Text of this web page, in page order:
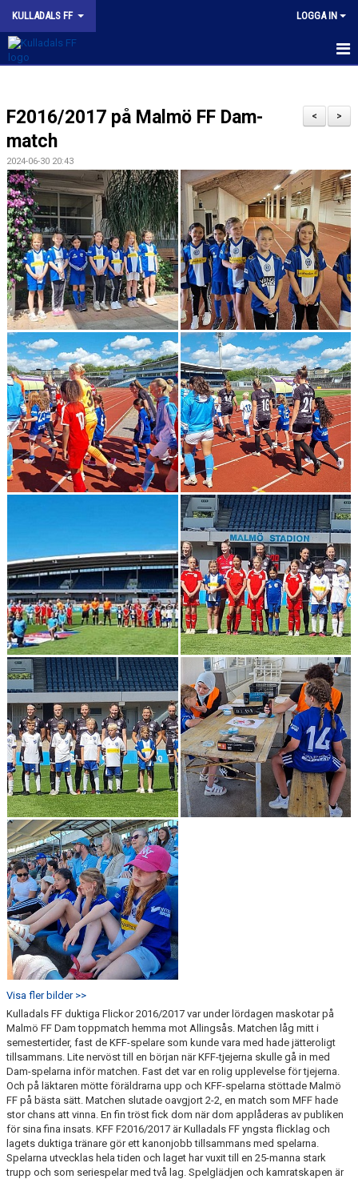
KULLADALS FF LOGGA IN
OM KLUBBEN
NYHETER
KONTAKT
INFORMATION MED POLICY
DOKUMENT
BILDGALLERI
MATCHER
INBETALNING
PROFILKLÄDER
KFF FACEBOOK
KFF INSTAGRAM
MEDLEM INTRESSEANMÄLAN
>
<
F2016/2017 på Malmö FF Dam-
match
2024-06-30 20:43
Visa fler bilder >>
Kulladals FF duktiga Flickor 2016/2017 var under lördagen maskotar på
Malmö FF Dam toppmatch hemma mot Allingsås. Matchen låg mitt i
semestertider, fast de KFF-spelare som kunde vara med hade jätteroligt
tillsammans. Lite nervöst till en början när KFF-tjejerna skulle gå in med
Dam-spelarna inför matchen. Fast det var en rolig upplevelse för tjejerna.
Och på läktaren mötte föräldrarna upp och KFF-spelarna stöttade Malmö
FF på bästa sätt. Matchen slutade oavgjort 2-2, en match som MFF hade
stor chans att vinna. En fin tröst fick dom när dom applåderas av publiken
för sina fina insats. KFF F2016/2017 är Kulladals FF yngsta flicklag och
lagets duktiga tränare gör ett kanonjobb tillsammans med spelarna.
Spelarna utvecklas hela tiden och laget har vuxit till en 25-manna stark
trupp och som seriespelar med två lag. Spelglädjen och kamratskapen är